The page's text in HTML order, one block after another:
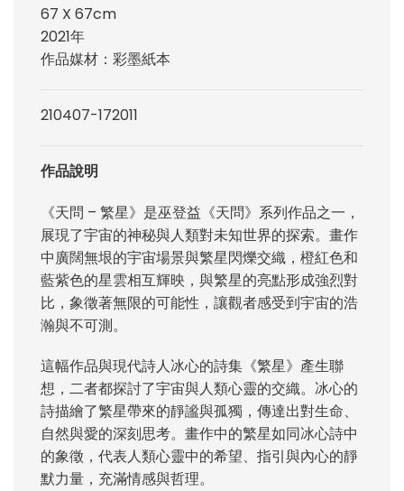
67 X 67cm
2021年
作品媒材：彩墨紙本
210407-172011
作品說明
《天問 – 繁星》是巫登益《天問》系列作品之一，
展現了宇宙的神秘與人類對未知世界的探索。畫作
中廣闊無垠的宇宙場景與繁星閃爍交織，橙紅色和
藍紫色的星雲相互輝映，與繁星的亮點形成強烈對
比，象徵著無限的可能性，讓觀者感受到宇宙的浩
瀚與不可測。
這幅作品與現代詩人冰心的詩集《繁星》產生聯
想，二者都探討了宇宙與人類心靈的交織。冰心的
詩描繪了繁星帶來的靜謐與孤獨，傳達出對生命、
自然與愛的深刻思考。畫作中的繁星如同冰心詩中
的象徵，代表人類心靈中的希望、指引與內心的靜
默力量，充滿情感與哲理。